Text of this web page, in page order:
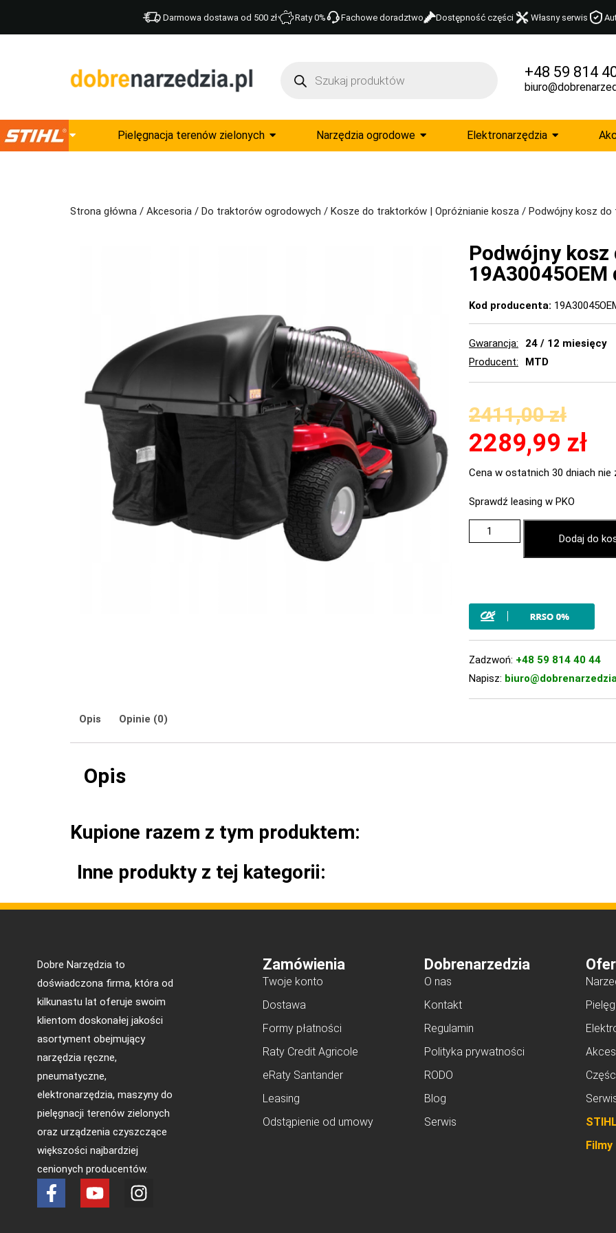
Darmowa dostawa od 500 zł Raty 0% Fachowe doradztwo Dostępność części Własny serwis
+48 59 814
Pielęgnacja terenów zielonych Narzędzia ogrodowe Elektronarzędzia
Strona główna / Akcesoria / Do traktorów ogrodowych / Kosze do traktorków | Opróżnianie kosza / Podwójny kosz do
Podwójny
19A30045OEM
Kod producenta:
Gwarancja
24 / 12 miesięcy
Producent
MTD
2411,00zł
2289,99 zł
Cena w ostatnich 30 dniach nie
Sprawdź leasing w PKO
Dodaj do
Zadzwoń: +48 59 814 40 44
Napisz:
Opis Opinie (0)
Opis
Kupione razem z tym produktem:
Inne produkty z tej kategorii:
Dobre Narzędzia to
doświadczona firma, która od
kilkunastu lat oferuje swoim
klientom doskonałej jakości
asortyment obejmujący
narzędzia ręczne,
pneumatyczne,
elektronarzędzia, maszyny do
pielęgnacji terenów zielonych
oraz urządzenia czyszczące
większości najbardziej
cenionych producentów.
Zamówienia
Twoje konto
Dostawa
Formy płatności
Raty Credit Agricole
eRaty Santander
Leasing
Odstąpienie od umowy
Dobrenarzedzia
O nas
Kontakt
Regulamin
Polityka prywatności
RODO
Blog
Serwis